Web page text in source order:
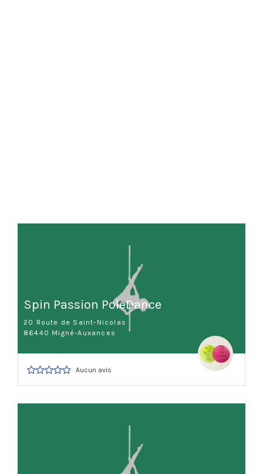
Spin Passion PoleDance
20 Route de Saint-Nicolas
86440 Migné-Auxances
Aucun avis